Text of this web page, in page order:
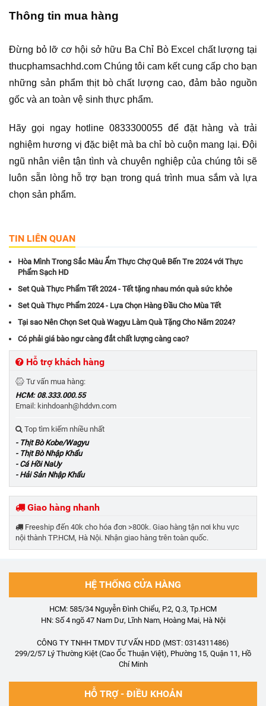
Thông tin mua hàng
Đừng bỏ lỡ cơ hội sở hữu Ba Chỉ Bò Excel chất lượng tại
thucphamsachhd.com Chúng tôi cam kết cung cấp cho bạn
những sản phẩm thịt bò chất lượng cao, đảm bảo nguồn
gốc và an toàn vệ sinh thực phẩm.
Hãy gọi ngay hotline 0833300055 để đặt hàng và trải
nghiệm hương vị đặc biệt mà ba chỉ bò cuộn mang lại. Đội
ngũ nhân viên tận tình và chuyên nghiệp của chúng tôi sẽ
luôn sẵn lòng hỗ trợ bạn trong quá trình mua sắm và lựa
chọn sản phẩm.
TIN LIÊN QUAN
Hòa Mình Trong Sắc Màu Ẩm Thực Chợ Quê Bến Tre 2024 với Thực
Phẩm Sạch HD
Set Quà Thực Phẩm Tết 2024 - Tết tặng nhau món quà sức khỏe
Set Quà Thực Phẩm 2024 - Lựa Chọn Hàng Đầu Cho Mùa Tết
Tại sao Nên Chọn Set Quà Wagyu Làm Quà Tặng Cho Năm 2024?
Có phải giá bào ngư càng đắt chất lượng càng cao?
Hỗ trợ khách hàng
Tư vấn mua hàng:
HCM: 08.333.000.55
Email: kinhdoanh@hddvn.com
Top tìm kiếm nhiều nhất
- Thịt Bò Kobe/Wagyu
- Thịt Bò Nhập Khẩu
- Cá Hồi NaUy
- Hải Sản Nhập Khẩu
Giao hàng nhanh
Freeship đến 40k cho hóa đơn >800k. Giao hàng tận nơi khu vực
nội thành TP.HCM, Hà Nội. Nhận giao hàng trên toàn quốc.
HỆ THỐNG CỬA HÀNG
HCM: 585/34 Nguyễn Đình Chiểu, P.2, Q.3, Tp.HCM
HN: Số 4 ngõ 47 Nam Dư, Lĩnh Nam, Hoàng Mai, Hà Nội
CÔNG TY TNHH TMDV TƯ VẤN HDD (MST: 0314311486)
299/2/57 Lý Thường Kiệt (Cao Ốc Thuận Việt), Phường 15, Quận 11, Hồ
Chí Minh
HỖ TRỢ - ĐIỀU KHOẢN